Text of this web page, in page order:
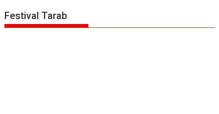
Festival Tarab